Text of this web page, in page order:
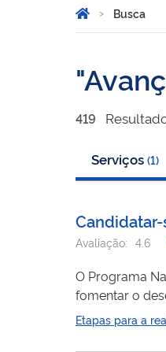
Você está aqui:
Página Inicial
Busca
419
Serviços (1)
Avaliação: 4.6
O Programa
fomentar o
beneficiando a
Etapas para a